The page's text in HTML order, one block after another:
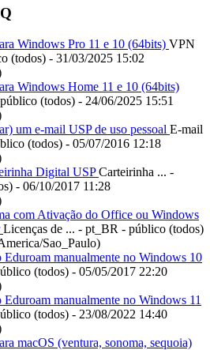
Windows Pro 11 e 10 (64bits) VPN
(todos) - 31/03/2025 15:02
Windows Home 11 e 10 (64bits)
(todos) - 24/06/2025 15:51
um e-mail USP de uso pessoal E-mail
(todos) - 05/07/2016 12:18
Digital USPCarteirinha ... -
- 06/10/2017 11:28
com Ativação do Office ou Windows
Licenças de ... - pt_BR - público (todos)
Sao_Paulo)
manualmente no Windows 10
(todos) - 05/05/2017 22:20
manualmente no Windows 11
(todos) - 23/08/2022 14:40
macOS (ventura, sonoma, sequoia)